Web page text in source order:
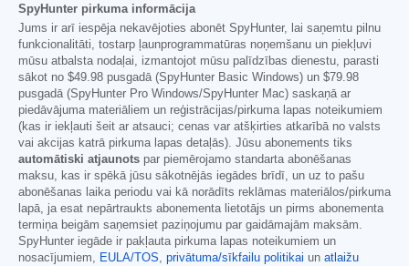
SpyHunter pirkuma informācija
Jums ir arī iespēja nekavējoties abonēt SpyHunter, lai saņemtu pilnu
funkcionalitāti, tostarp ļaunprogrammatūras noņemšanu un piekļuvi
mūsu atbalsta nodaļai, izmantojot mūsu palīdzības dienestu, parasti
sākot no $49.98 pusgadā (SpyHunter Basic Windows) un $79.98
pusgadā (SpyHunter Pro Windows/SpyHunter Mac) saskaņā ar
piedāvājuma materiāliem un reģistrācijas/pirkuma lapas noteikumiem
(kas ir iekļauti šeit ar atsauci; cenas var atšķirties atkarībā no valsts
vai akcijas katrā pirkuma lapas detaļās). Jūsu abonements tiks
automātiski atjaunots par piemērojamo standarta abonēšanas
maksu, kas ir spēkā jūsu sākotnējās iegādes brīdī, un uz to pašu
abonēšanas laika periodu vai kā norādīts reklāmas materiālos/pirkuma
lapā, ja esat nepārtraukts abonementa lietotājs un pirms abonementa
termiņa beigām saņemsiet paziņojumu par gaidāmajām maksām.
SpyHunter iegāde ir pakļauta pirkuma lapas noteikumiem un
nosacījumiem, EULA/TOS, privātuma/sīkfailu politikai un atlaižu